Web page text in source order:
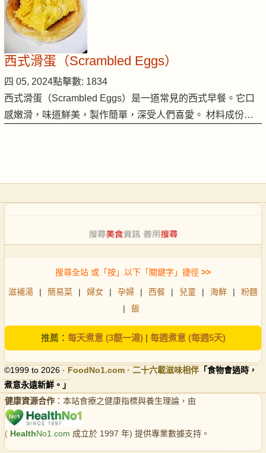
西式滑蛋（Scrambled Eggs）
四 05, 2024點擊數: 1834
西式滑蛋（Scrambled Eggs）是一道常見的西式早餐。它口
感嫩滑，味道鮮美，製作簡單，深受人們喜愛。 材料成份…
搜尋全站 或「按」以下「關鍵字」捷徑 >>
滋補湯 | 簡易菜 | 婦女 | 孕婦 | 西餐 | 兒童 | 海鮮 |
粉麵
|
飯
推薦： 每天煮意 (3餸一湯)| 每週煮意 (每週5天)
©1999 to 2026 · FoodNo1.com · 二十六載滋味相伴 「食物會過時，
煮意永遠新鮮。」
健康資源合作 ：本站食療之健康指標與養生理論，由
( HealthNo1.com 成立於 1997 年) 提供專業數據支持。